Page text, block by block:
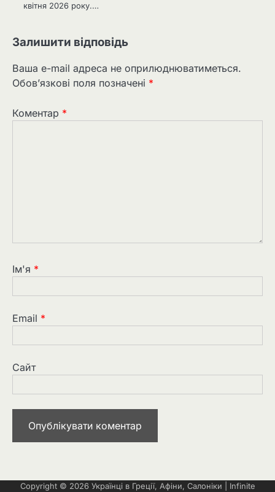
квітня 2026 року.…
Залишити відповідь
Ваша e-mail адреса не оприлюднюватиметься.
Обов’язкові поля позначені *
Коментар *
Ім'я *
Email *
Сайт
Copyright © 2026 Українці в Греції, Афіни, Салоніки | Infinite